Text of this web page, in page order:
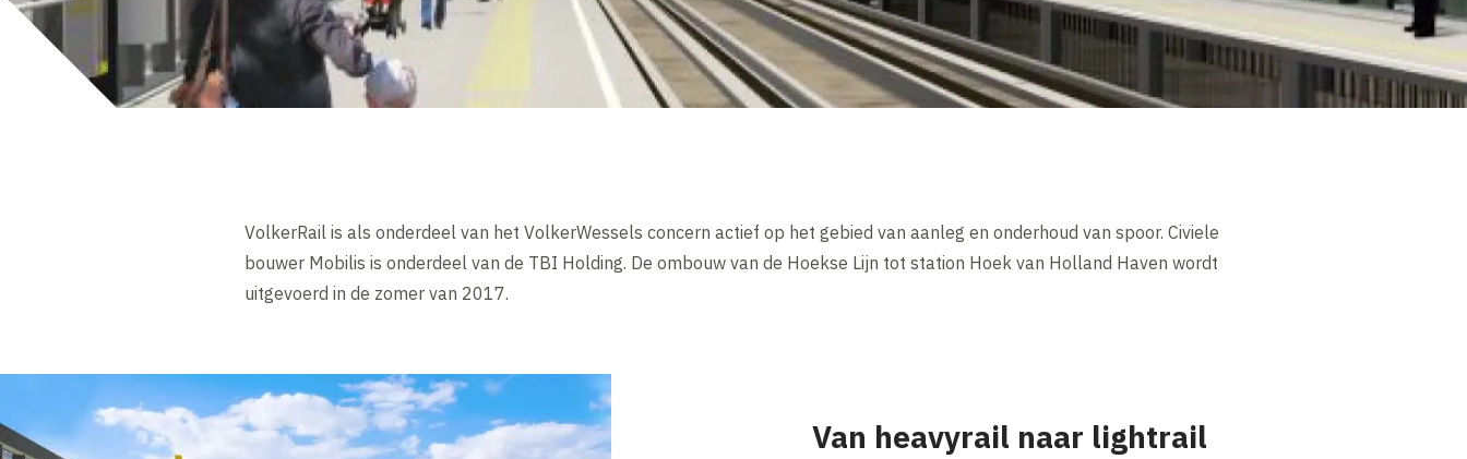
VolkerRail is als onderdeel van het VolkerWessels concern actief op het gebied van aanleg en onderhoud van spoor. Civiele
bouwer Mobilis is onderdeel van de TBI Holding. De ombouw van de Hoekse Lijn tot station Hoek van Holland Haven wordt
uitgevoerd in de zomer van 2017.
Van heavyrail naar lightrail